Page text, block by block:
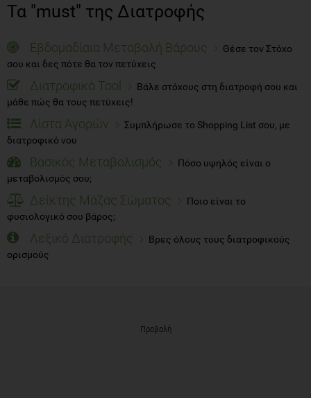
Τα "must" της Διατροφής
Εβδομαδίαια Μεταβολή Βάρους
Θέσε τον Στόχο
σου και δες πότε θα τον πετύχεις
Διατροφικό Tool
Βάλε στόχους στη διατροφή σου και
μάθε πώς θα τους πετύχεις!
Λίστα Αγορών
Συμπλήρωσε το Shopping List σου, με
διατροφικό νου
Βασικός Μεταβολισμός
Πόσο υψηλός είναι ο
μεταβολισμός σου;
Δείκτης Μάζας Σώματος
Ποιο είναι το
φυσιολογικό σου βάρος;
Λεξικό Διατροφής
Βρες όλους τους διατροφικούς
ορισμούς
Προβολή